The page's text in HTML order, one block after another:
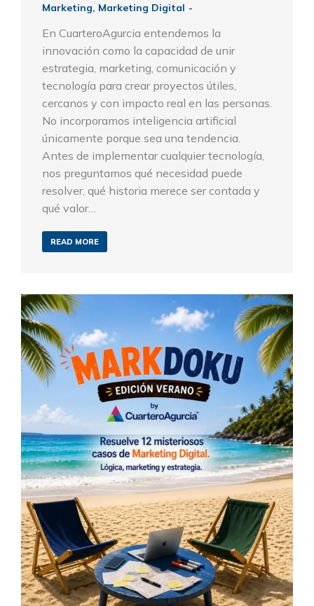
Marketing, Marketing Digital
En CuarteroAgurcia entendemos la
innovación como la capacidad de unir
estrategia, marketing, comunicación y
tecnología para crear proyectos útiles,
cercanos y con impacto real en las personas.
No incorporamos inteligencia artificial
únicamente porque sea una tendencia.
Antes de implementar cualquier tecnología,
nos preguntamos qué necesidad puede
resolver, qué historia merece ser contada y
qué valor…
READ MORE